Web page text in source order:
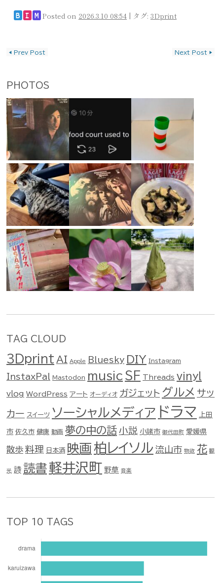
B I M Posted on 2026.3.10 08:54 | タグ: 3Dprint
◀ Prev Post Next Post ▶
PHOTOS
TAG CLOUD
3Dprint AI Apple Bluesky DIY Instagram
InstaxPal Mastodon music SF Threads vinyl
vlog WordPress アート オーディオ ガジェット グルメ サッ
カー スイーツ ソーシャルメディア ドラマ 上田
市 佐久市 健康 動画 夢の中の話 小説 小諸市 御代田町 愛媛県
散歩 料理 日本酒 映画 柏レイソル 流山市 物欲 花 観
光 詩 読書軽井沢町 野草 音楽
TOP 10 TAGS